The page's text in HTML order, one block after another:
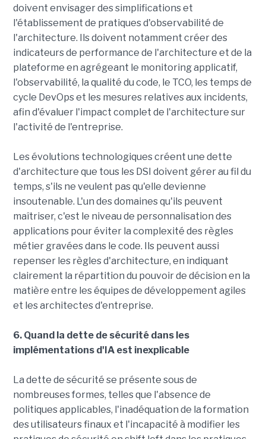
doivent envisager des simplifications et
l'établissement de pratiques d'observabilité de
l'architecture. Ils doivent notamment créer des
indicateurs de performance de l'architecture et de la
plateforme en agrégeant le monitoring applicatif,
l'observabilité, la qualité du code, le TCO, les temps de
cycle DevOps et les mesures relatives aux incidents,
afin d'évaluer l'impact complet de l'architecture sur
l'activité de l'entreprise.
Les évolutions technologiques créent une dette
d'architecture que tous les DSI doivent gérer au fil du
temps, s'ils ne veulent pas qu'elle devienne
insoutenable. L'un des domaines qu'ils peuvent
maîtriser, c'est le niveau de personnalisation des
applications pour éviter la complexité des règles
métier gravées dans le code. Ils peuvent aussi
repenser les règles d'architecture, en indiquant
clairement la répartition du pouvoir de décision en la
matière entre les équipes de développement agiles
et les architectes d'entreprise.
6. Quand la dette de sécurité dans les
implémentations d'IA est inexplicable
La dette de sécurité se présente sous de
nombreuses formes, telles que l'absence de
politiques applicables, l'inadéquation de la formation
des utilisateurs finaux et l'incapacité à modifier les